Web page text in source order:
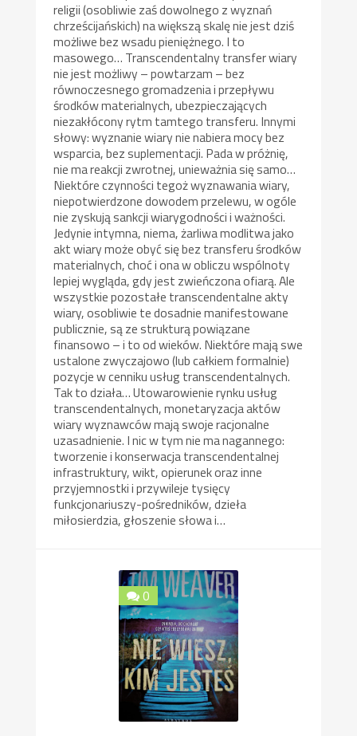
religii (osobliwie zaś dowolnego z wyznań
chrześcijańskich) na większą skalę nie jest dziś
możliwe bez wsadu pieniężnego. I to
masowego… Transcendentalny transfer wiary
nie jest możliwy – powtarzam – bez
równoczesnego gromadzenia i przepływu
środków materialnych, ubezpieczających
niezakłócony rytm tamtego transferu. Innymi
słowy: wyznanie wiary nie nabiera mocy bez
wsparcia, bez suplementacji. Pada w próżnię,
nie ma reakcji zwrotnej, unieważnia się samo…
Niektóre czynności tegoż wyznawania wiary,
niepotwierdzone dowodem przelewu, w ogóle
nie zyskują sankcji wiarygodności i ważności.
Jedynie intymna, niema, żarliwa modlitwa jako
akt wiary może obyć się bez transferu środków
materialnych, choć i ona w obliczu wspólnoty
lepiej wygląda, gdy jest zwieńczona ofiarą. Ale
wszystkie pozostałe transcendentalne akty
wiary, osobliwie te dosadnie manifestowane
publicznie, są ze strukturą powiązane
finansowo – i to od wieków. Niektóre mają swe
ustalone zwyczajowo (lub całkiem formalnie)
pozycje w cenniku usług transcendentalnych.
Tak to działa… Utowarowienie rynku usług
transcendentalnych, monetaryzacja aktów
wiary wyznawców mają swoje racjonalne
uzasadnienie. I nic w tym nie ma nagannego:
tworzenie i konserwacja transcendentalnej
infrastruktury, wikt, opierunek oraz inne
przyjemnostki i przywileje tysięcy
funkcjonariuszy-pośredników, dzieła
miłosierdzia, głoszenie słowa i…
0